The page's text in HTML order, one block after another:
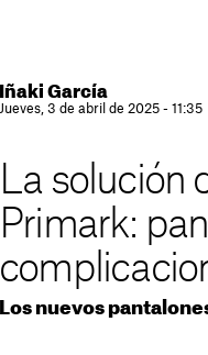
Iñaki García
Jueves, 3 de abril de 2025 - 11:35
La solución
Primark:
Los nuevos